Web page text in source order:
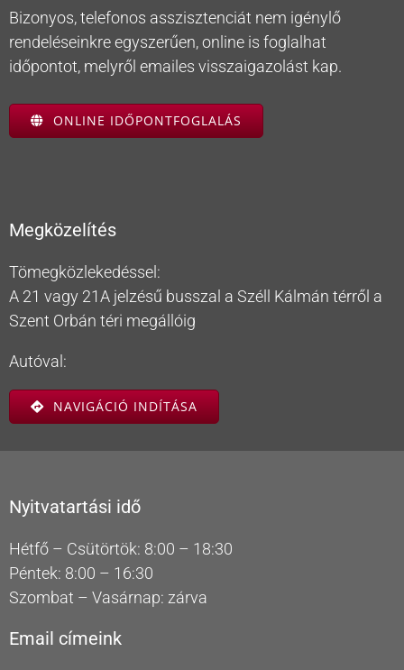
Bizonyos, telefonos asszisztenciát nem igénylő
rendeléseinkre egyszerűen, online is foglalhat
időpontot, melyről emailes visszaigazolást kap.
ONLINE IDŐPONTFOGLALÁS
Megközelítés
Tömegközlekedéssel:
A 21 vagy 21A jelzésű busszal a Széll Kálmán térről a
Szent Orbán téri megállóig
Autóval:
NAVIGÁCIÓ INDÍTÁSA
Nyitvatartási idő
Hétfő – Csütörtök: 8:00 – 18:30
Péntek: 8:00 – 16:30
Szombat – Vasárnap: zárva
Email címeink